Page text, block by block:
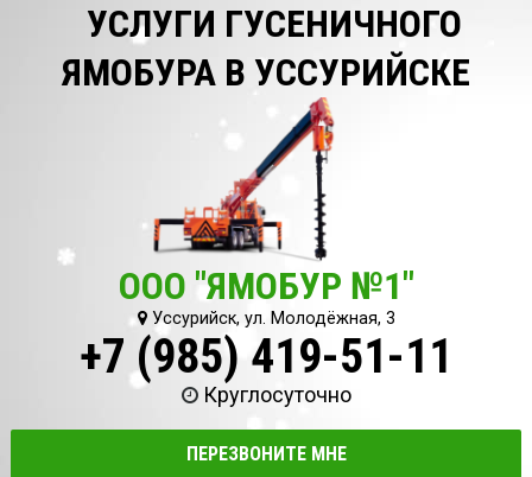
УСЛУГИ ГУСЕНИЧНОГО
ЯМОБУРА В УССУРИЙСКЕ
ООО "ЯМОБУР №1"
Уссурийск, ул. Молодёжная, 3
+7 (985) 419-51-11
Круглосуточно
ПЕРЕЗВОНИТЕ МНЕ